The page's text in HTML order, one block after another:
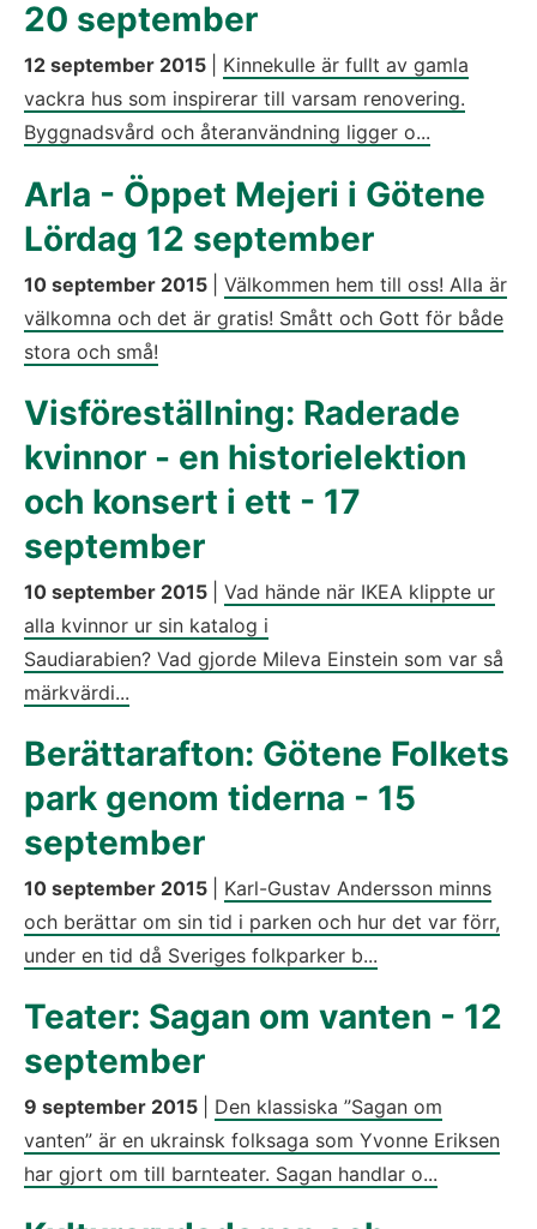
20 september
12 september 2015
Kinnekulle är fullt av gamla
vackra hus som inspirerar till varsam renovering.
Byggnads­vård och återanvändning ligger o...
Arla - Öppet Mejeri i Götene
Lördag 12 september
10 september 2015
Välkommen hem till oss! Alla är
välkomna och det är gratis! Smått och Gott för både
stora och små!
Visföreställning: Raderade
kvinnor - en historielektion
och konsert i ett - 17
september
10 september 2015
Vad hände när IKEA klippte ur
alla kvinnor ur sin katalog i
Saudiarabien? Vad gjorde Mileva Einstein som var så
märkvärdi...
Berättarafton: Götene Folkets
park genom tiderna - 15
september
10 september 2015
Karl-Gustav Andersson minns
och berättar om sin tid i parken och hur det var förr,
under en tid då Sveriges folkparker b...
Teater: Sagan om vanten - 12
september
9 september 2015
Den klassiska ”Sagan om
vanten” är en ukrainsk folksaga som Yvonne Eriksen
har gjort om till barnteater. Sagan handlar o...